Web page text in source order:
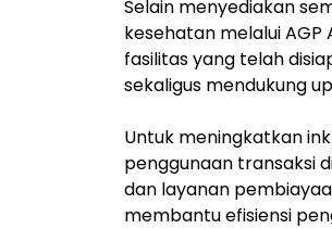
Selain menyediakan
kesehatan melalui
fasilitas yang telah
sekaligus mendukung
Untuk meningkatkan
penggunaan transaksi
dan layanan
membantu efisiensi